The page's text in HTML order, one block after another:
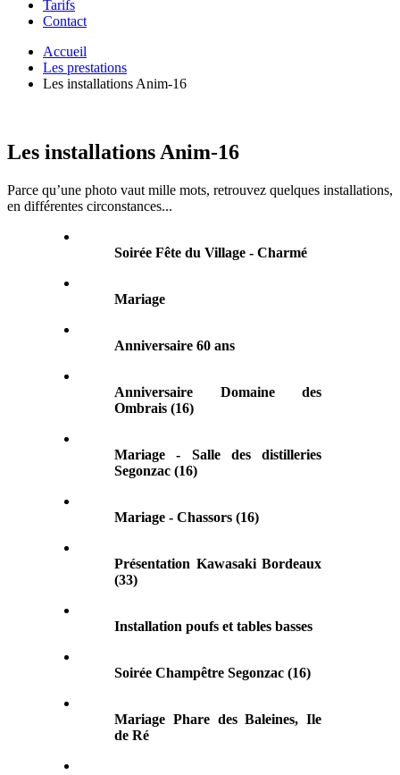
Tarifs
Contact
Accueil
Les prestations
Les installations Anim-16
Les installations Anim-16
Parce qu’une photo vaut mille mots, retrouvez quelques installations,
en différentes circonstances...
Soirée Fête du Village - Charmé
Mariage
Anniversaire 60 ans
Anniversaire Domaine des
Ombrais (16)
Mariage - Salle des distilleries
Segonzac (16)
Mariage - Chassors (16)
Présentation Kawasaki Bordeaux
(33)
Installation poufs et tables basses
Soirée Champêtre Segonzac (16)
Mariage Phare des Baleines, Ile
de Ré